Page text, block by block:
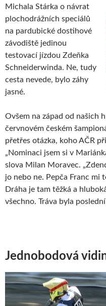
Michala Stárka o návrat
plochodrážních speciálů
na pardubické dostihové
závodiště jedinou
testovací jízdou Zdeňka
Schneiderwinda. Ne, tudy
cesta nevede, bylo záhy
jasné.
Ovšem na západ od našich
červnovém českém
přetřes otázka, koho AČR
„Nominaci jsem si v
slova Milan Moravec.
jo nebo ne. Pepča Franc mi
Dráha je tam těžká a
všechno. Tráva byla
Jednobodová